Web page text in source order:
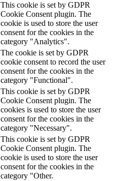
This cookie is set by GDPR
Cookie Consent plugin. The
cookie is used to store the user
consent for the cookies in the
category "Analytics".
The cookie is set by GDPR
cookie consent to record the user
consent for the cookies in the
category "Functional".
This cookie is set by GDPR
Cookie Consent plugin. The
cookies is used to store the user
consent for the cookies in the
category "Necessary".
This cookie is set by GDPR
Cookie Consent plugin. The
cookie is used to store the user
consent for the cookies in the
category "Other.